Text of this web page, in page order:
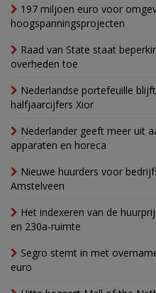
197 miljoen euro voor
hoogspanningsprojecten
Raad van State staat
overheden toe
Nederlandse portefeuille
halfjaarcijfers Xior
Nederlander geeft meer uit
apparaten en horeca
Nieuwe huurders voor
Amstelveen
Het indexeren van de
en 230a-ruimte
Segro stemt in met
euro